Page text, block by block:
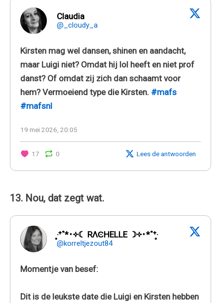
Claudia
@_cloudy_a
Kirsten mag wel dansen, shinen en aandacht,
maar Luigi niet? Omdat hij lol heeft en niet prof
danst? Of omdat zij zich dan schaamt voor
hem? Vermoeiend type die Kirsten. #mafs
#mafsnl
19 mei 2026, 20:05
17 0 Lees de antwoorden
13. Nou, dat zegt wat.
‧͙⁺˚*･༓☾ RΛϾHELLE ☽༓･*˚⁺‧͙
@korreltjezout84
Momentje van besef:
Dit is de leukste date die Luigi en Kirsten hebben